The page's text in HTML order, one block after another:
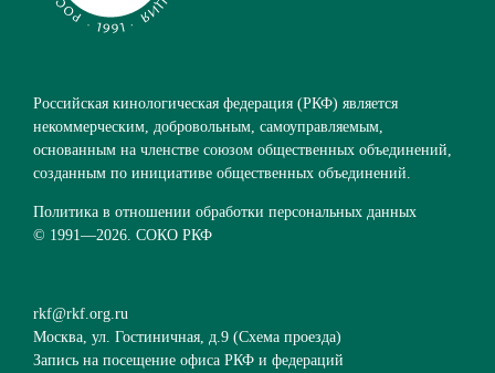
Российская кинологическая федерация (РКФ) является
некоммерческим, добровольным, самоуправляемым,
основанным на членстве союзом общественных объединений,
созданным по инициативе общественных объединений.
Политика в отношении обработки персональных данных
© 1991—2026. СОКО РКФ
rkf@rkf.org.ru
Москва, ул. Гостиничная, д.9 (Схема проезда)
Запись на посещение офиса РКФ и федераций